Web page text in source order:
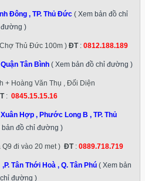
Đông , TP. Thủ Đức( Xem bản đồ chỉ
đường )
Thủ Đức 100m ) ĐT: 0812.188.189
Tân Bình ( Xem bản đồ chỉ đường )
+ Hoàng Văn Thụ , Đối Diện
: 0845.15.15.16
Hợp , Phước Long B , TP. Thủ
bản đồ chỉ đường )
đi vào 20 met ) ĐT: 0889.718.719
Tân Thới Hoà , Q. Tân Phú ( Xem bản
đường )